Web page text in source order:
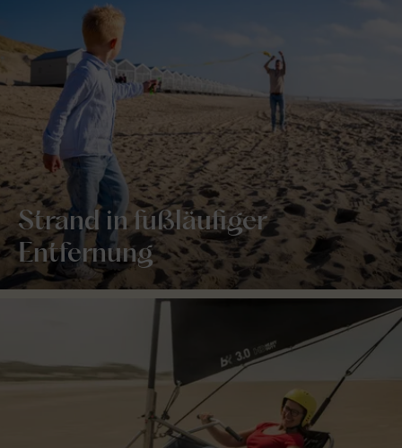
Strand in fußläufiger
Entfernung